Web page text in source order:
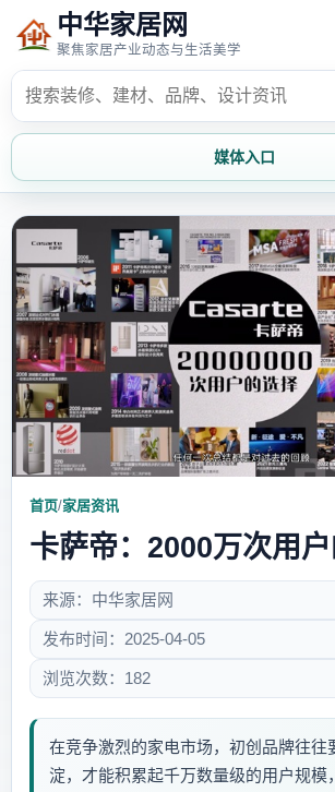
中华家居网
聚焦家居产业动态与生活美学
媒体入口
首页 家居资讯
家居风水 家居欣赏
时尚饰家 装修设计
家具知识 家居文化
家装攻略 创意家居
首页/家居资讯
卡萨帝：2000万次用
来源：中华家居网
发布时间：2025-04-05
浏览次数：182
在竞争激烈的家电市场，初创品牌往往
淀，才能积累起千万数量级的用户规模